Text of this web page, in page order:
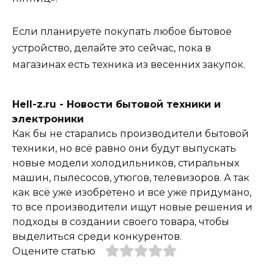
Если планируете покупать любое бытовое
устройство, делайте это сейчас, пока в
магазинах есть техника из весенних закупок.
Hell-z.ru - Новости бытовой техники и
электроники
Как бы не старались производители бытовой
техники, но всё равно они будут выпускать
новые модели холодильников, стиральных
машин, пылесосов, утюгов, телевизоров. А так
как всё уже изобретено и все уже придумано,
то все производители ищут новые решения и
подходы в создании своего товара, чтобы
выделиться среди конкурентов.
Оцените статью